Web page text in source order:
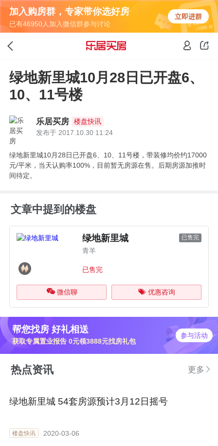
加入购房群，专家带你选好房
已有46950人加入微信群参与讨论
立即进群
绿地新里城10月28日已开盘6、
10、11号楼
乐居买房
楼盘快讯
发布于 2017.10.30 11:24
绿地新里城10月28日已开盘6、10、11号楼，带装修均价约17000
元/平米，当天认购率100%，目前暂无房源在售。后期房源加推时
间待定。
文章中提到的楼盘
绿地新里城 已售完
青羊
已售完
微信聊 优惠咨询
帮您找房 好礼相送
获取专属置业报告 0元领3888元找房礼包
参与活动
热点资讯 更多
绿地新里城 54套房源预计3月12日摇号
楼盘快讯 2020-03-06